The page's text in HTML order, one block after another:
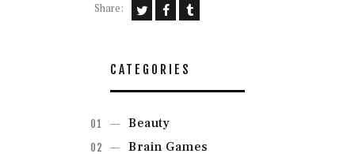
Share:
CATEGORIES
Beauty
Brain Games